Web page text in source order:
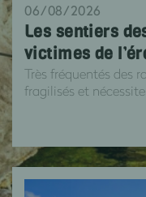
06/08/2026
Les sentiers
victimes de
Très fréquentés des
fragilisés et